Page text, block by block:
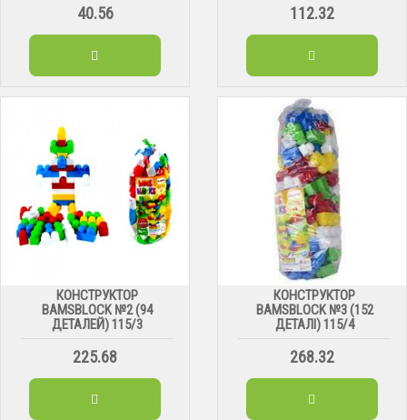
40.56 112.32
КОНСТРУКТОР
BAMSBLOCK №2 (94
ДЕТАЛЕЙ) 115/3
225.68
КОНСТРУКТОР
BAMSBLOCK №3 (152
ДЕТАЛІ) 115/4
268.32